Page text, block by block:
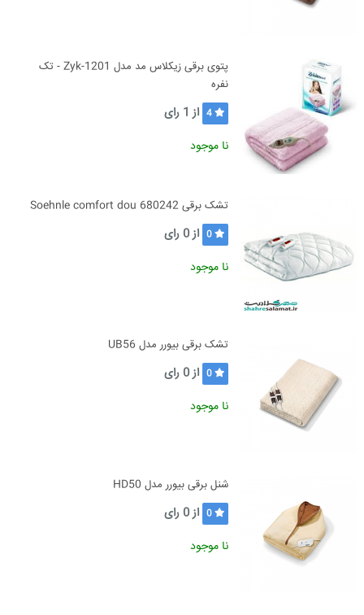
پتوی برقی زیکلاس مد مدل Zyk-1201 - تک
نفره
4 از 1 رای
نا موجود
تشک برقی Soehnle comfort dou 680242
0 از0 رای
نا موجود
تشک برقی بیورر مدل UB56
0 از0 رای
نا موجود
شنل برقی بیورر مدل HD50
0 از0 رای
نا موجود